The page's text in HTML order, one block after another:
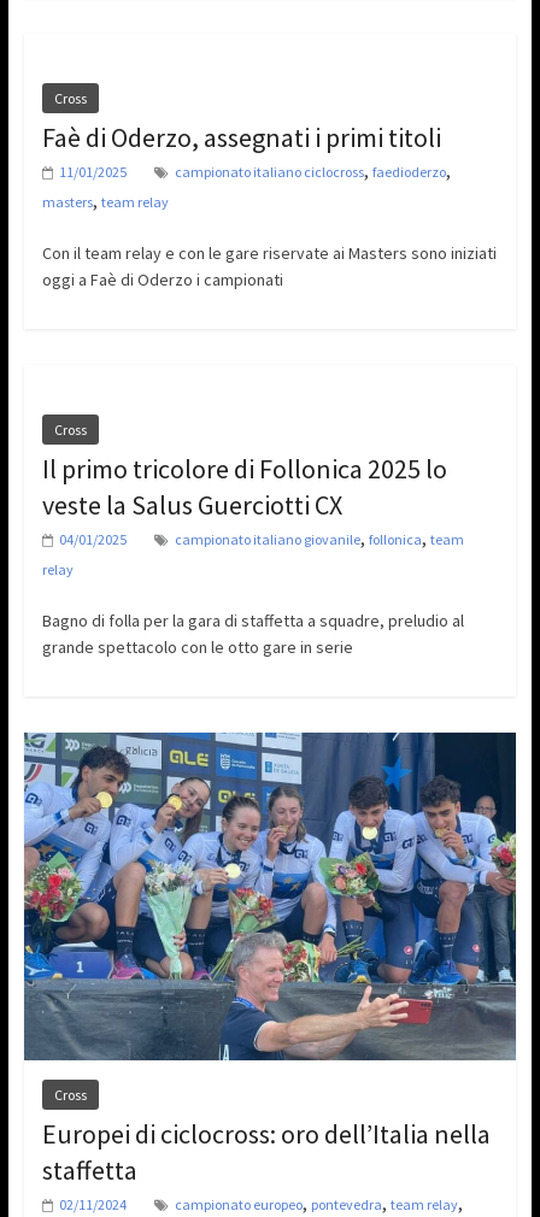
Cross
Faè di Oderzo, assegnati i primi titoli
11/01/2025 campionato italiano ciclocross, faedioderzo,
masters, team relay
Con il team relay e con le gare riservate ai Masters sono iniziati
oggi a Faè di Oderzo i campionati
Cross
Il primo tricolore di Follonica 2025 lo
veste la Salus Guerciotti CX
04/01/2025 campionato italiano giovanile, follonica, team
relay
Bagno di folla per la gara di staffetta a squadre, preludio al
grande spettacolo con le otto gare in serie
Cross
Europei di ciclocross: oro dell’Italia nella
staffetta
02/11/2024 campionato europeo, pontevedra, team relay,